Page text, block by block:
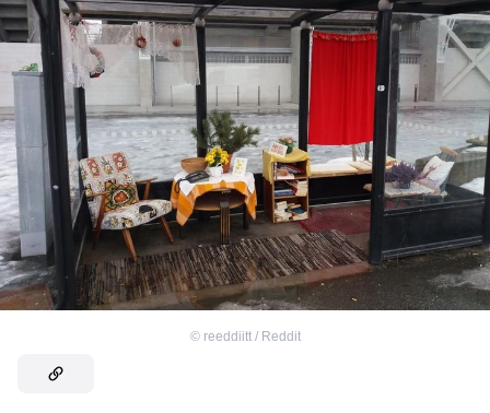
© reeddiitt / Reddit